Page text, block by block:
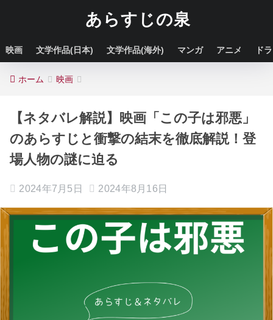
あらすじの泉
映画 文学作品(日本) 文学作品(海外) マンガ アニメ ド
ホーム 映画
【ネタバレ解説】映画「この子は邪悪」
のあらすじと衝撃の結末を徹底解説！登
場人物の謎に迫る
2024年7月5日 2024年8月16日